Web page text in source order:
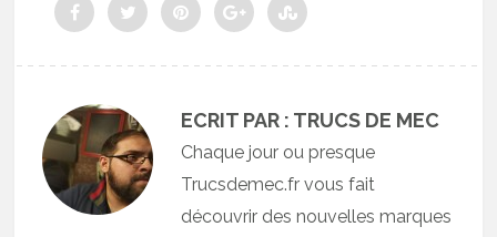
ECRIT PAR : TRUCS DE MEC
Chaque jour ou presque
Trucsdemec.fr vous fait
découvrir des nouvelles marques